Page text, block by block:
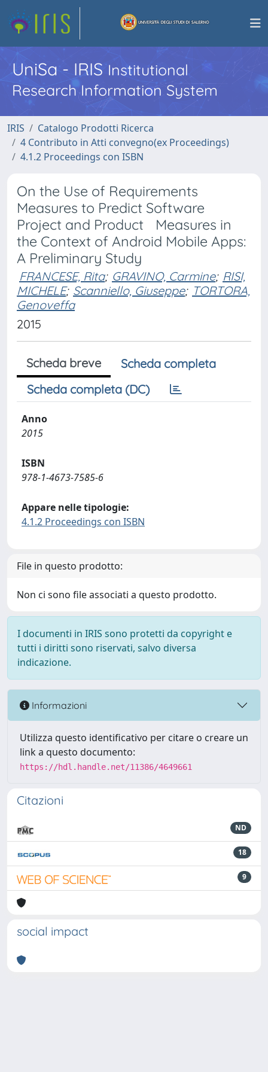
UniSa - IRISInstitutional
Research Information System
IRIS
Catalogo Prodotti Ricerca
4 Contributo in Atti convegno(ex Proceedings)
4.1.2 Proceedings con ISBN
On the Use of Requirements
Measures to Predict Software
Project and Product Measures in
the Context of Android Mobile Apps:
A Preliminary Study
FRANCESE, Rita; GRAVINO, Carmine; RISI,
MICHELE; Scanniello, Giuseppe; TORTORA,
Genoveffa
2015
Scheda breve
Scheda completa
Scheda completa (DC)
Anno
2015
ISBN
978-1-4673-7585-6
Appare nelle tipologie:
4.1.2 Proceedings con ISBN
File in questo prodotto:
Non ci sono file associati a questo prodotto.
I documenti in IRIS sono protetti da copyright e
tutti i diritti sono riservati, salvo diversa
indicazione.
Informazioni
Utilizza questo identificativo per citare o creare un
link a questo documento:
https://hdl.handle.net/11386/4649661
Citazioni
ND
18
9
social impact